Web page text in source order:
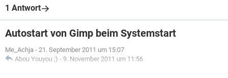
1 Antwort
Autostart von Gimp beim Systemstart
Me_Achja - 21. September 2011 um 15:07
Abou Youyou ;) - 9. November 2011 um 11:56